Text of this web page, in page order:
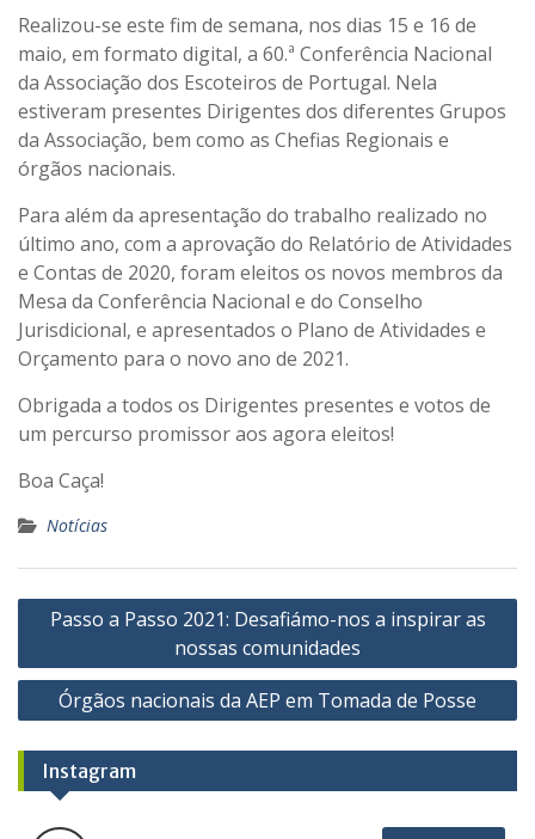
Realizou-se este fim de semana, nos dias 15 e 16 de
maio, em formato digital, a 60.ª Conferência Nacional
da Associação dos Escoteiros de Portugal. Nela
estiveram presentes Dirigentes dos diferentes Grupos
da Associação, bem como as Chefias Regionais e
órgãos nacionais.
Para além da apresentação do trabalho realizado no
último ano, com a aprovação do Relatório de Atividades
e Contas de 2020, foram eleitos os novos membros da
Mesa da Conferência Nacional e do Conselho
Jurisdicional, e apresentados o Plano de Atividades e
Orçamento para o novo ano de 2021.
Obrigada a todos os Dirigentes presentes e votos de
um percurso promissor aos agora eleitos!
Boa Caça!
Notícias
Navegação
artigos
Passo a Passo 2021: Desafiámo-nos a inspirar as
nossas comunidades
Órgãos nacionais da AEP em Tomada de Posse
Instagram